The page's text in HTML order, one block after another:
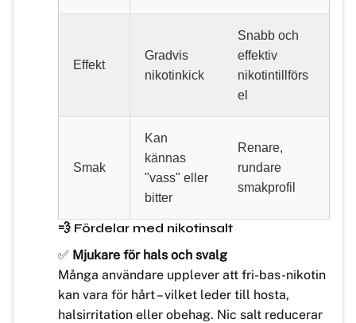
Effekt
Gradvis
nikotinkick
Snabb och
effektiv
nikotintillförs
el
Smak
Kan
kännas
"vass" eller
bitter
Renare,
rundare
smakprofil
💨 Fördelar med nikotinsalt
✅ Mjukare för hals och svalg
Många användare upplever att fri-bas-nikotin
kan vara för hårt – vilket leder till hosta,
halsirritation eller obehag. Nic salt reducerar